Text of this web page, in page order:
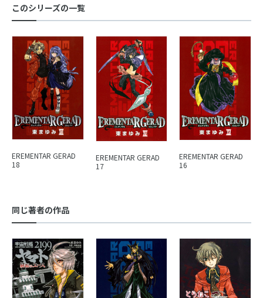
このシリーズの一覧
EREMENTAR GERAD
18
EREMENTAR GERAD
17
EREMENTAR GERAD
16
同じ著者の作品